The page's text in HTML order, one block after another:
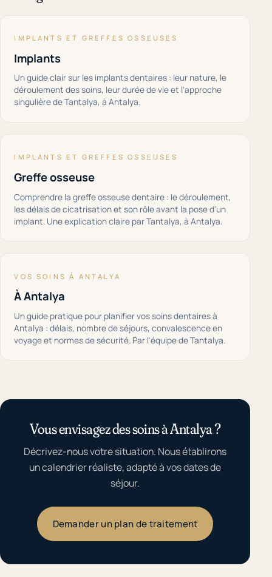
IMPLANTS ET GREFFES OSSEUSES
Implants
Un guide clair sur les implants dentaires : leur nature, le
déroulement des soins, leur durée de vie et l'approche
singulière de Tantalya, à Antalya.
IMPLANTS ET GREFFES OSSEUSES
Greffe osseuse
Comprendre la greffe osseuse dentaire : le déroulement,
les délais de cicatrisation et son rôle avant la pose d'un
implant. Une explication claire par Tantalya, à Antalya.
VOS SOINS À ANTALYA
À Antalya
Un guide pratique pour planifier vos soins dentaires à
Antalya : délais, nombre de séjours, convalescence en
voyage et normes de sécurité. Par l'équipe de Tantalya.
Vous envisagez des soins à Antalya ?
Décrivez-nous votre situation. Nous établirons
un calendrier réaliste, adapté à vos dates de
séjour.
Demander un plan de traitement